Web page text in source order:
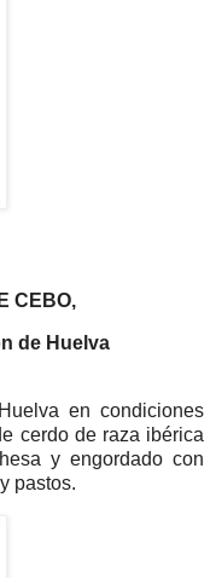
CEBO,
de Huelva
en condiciones
cerdo de raza ibérica
y engordado con
pastos.